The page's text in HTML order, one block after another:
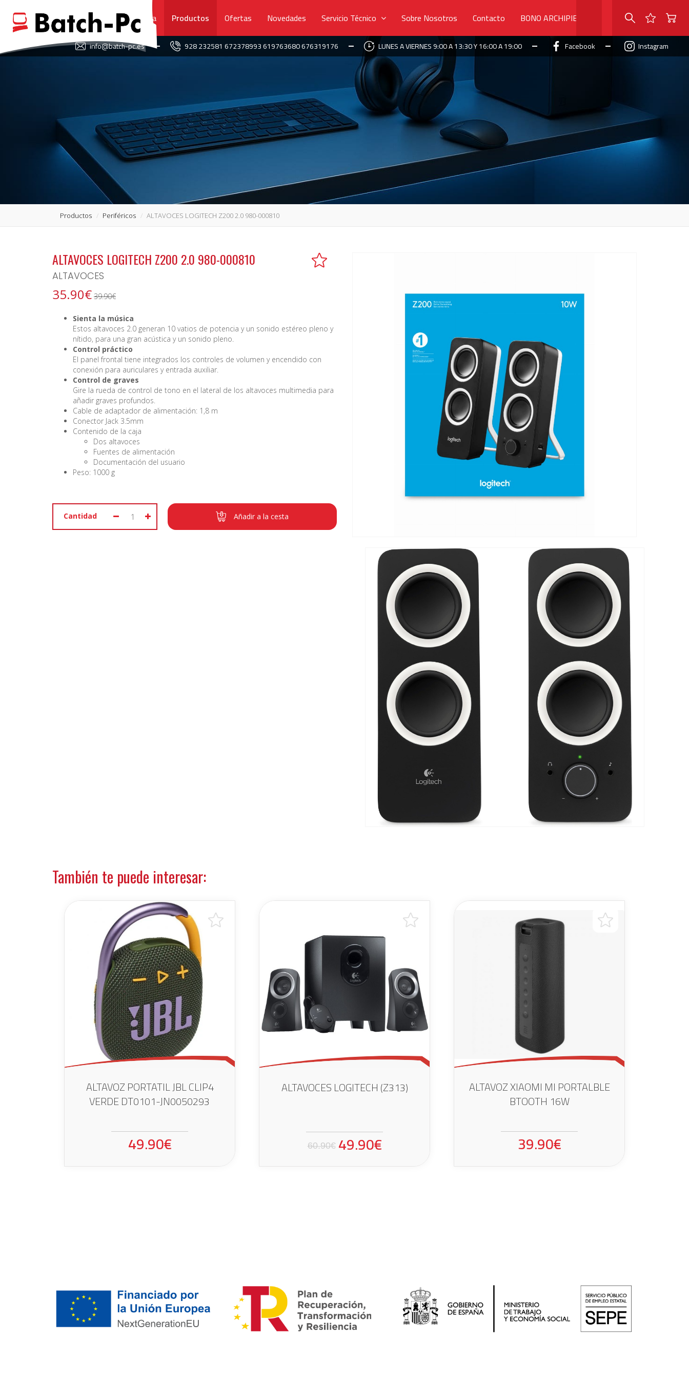
Portada Productos Ofertas Novedades Servicio Técnico Sobre Nosotros Contacto BONO ARCHIPIELAGO
info@batch-pc.es 928 232581 672378993 619763680 676319176 LUNES A VIERNES 9:00 A 13:30 Y 16:00 A 19:00 Facebook Instagram
Productos Periféricos ALTAVOCES LOGITECH Z200 2.0 980-000810
ALTAVOCES LOGITECH Z200 2.0 980-000810
ALTAVOCES
35.90€ 39.90€
Sienta la música
Estos altavoces 2.0 generan 10 vatios de potencia y un sonido estéreo pleno y
nítido, para una gran acústica y un sonido pleno.
Control práctico
El panel frontal tiene integrados los controles de volumen y encendido con
conexión para auriculares y entrada auxiliar.
Control de graves
Gire la rueda de control de tono en el lateral de los altavoces multimedia para
añadir graves profundos.
Cable de adaptador de alimentación: 1,8 m
Conector Jack 3.5mm
Contenido de la caja
Dos altavoces
Fuentes de alimentación
Documentación del usuario
Peso: 1000 g
Cantidad Añadir a la cesta
También te puede interesar:
ALTAVOZ PORTATIL JBL CLIP4
VERDE DT0101-JN0050293
49.90€
ALTAVOCES LOGITECH (Z313)
60.90€ 49.90€
ALTAVOZ XIAOMI MI PORTALBLE
BTOOTH 16W
39.90€
FAVORITOS